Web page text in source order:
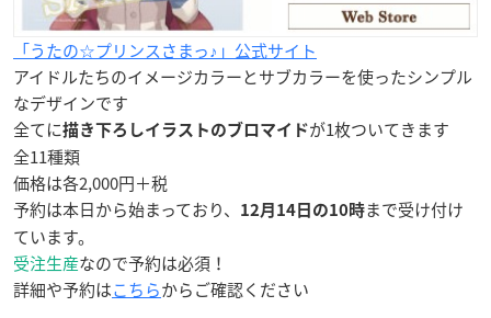
「うたの☆プリンスさまっ♪」公式サイト
アイドルたちのイメージカラーとサブカラーを使ったシンプル
なデザインです
全てに描き下ろしイラストのブロマイドが1枚ついてきます
全11種類
価格は各2,000円＋税
予約は本日から始まっており、
12月14日の10時まで受け付け
ています。
受注生産なので予約は必須！
詳細や予約はこちらからご確認ください